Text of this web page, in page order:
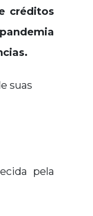
créditos
suas
pela